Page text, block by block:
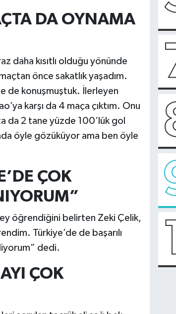
DA OYNAMA
daha kısıtlı olduğu yönünde
önce sakatlık yaşadım.
de konuşmuştuk. İlerleyen
karşı da 4 maça çıktım. Onu
da 2 tane yüzde 100’lük gol
öyle gözüküyor ama ben öyle
ÇOK
öğrendiğini belirten Zeki Çelik,
Türkiye’de de başarılı
dedi.
ÇOK